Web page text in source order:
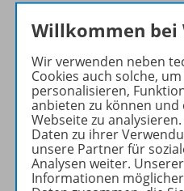
Spaß
Die
Print-
für
Willkommen bei
Wir verwenden neben
Cookies auch solche,
personalisieren,
anbieten zu können
Webseite zu
Daten zu ihrer
unsere Partner für
Analysen weiter.
Informationen